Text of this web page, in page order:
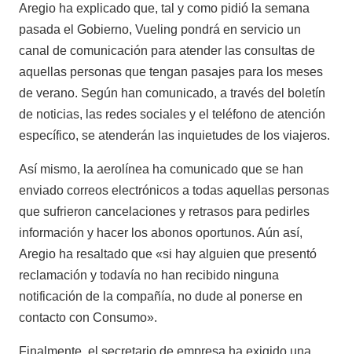
Aregio ha explicado que, tal y como pidió la semana
pasada el Gobierno, Vueling pondrá en servicio un
canal de comunicación para atender las consultas de
aquellas personas que tengan pasajes para los meses
de verano. Según han comunicado, a través del boletín
de noticias, las redes sociales y el teléfono de atención
específico, se atenderán las inquietudes de los viajeros.
Así mismo, la aerolínea ha comunicado que se han
enviado correos electrónicos a todas aquellas personas
que sufrieron cancelaciones y retrasos para pedirles
información y hacer los abonos oportunos. Aún así,
Aregio ha resaltado que «si hay alguien que presentó
reclamación y todavía no han recibido ninguna
notificación de la compañía, no dude al ponerse en
contacto con Consumo».
Finalmente, el secretario de empresa ha exigido una